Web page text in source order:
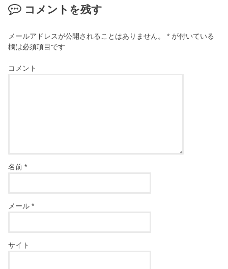
コメントを残す
メールアドレスが公開されることはありません。 * が付いている
欄は必須項目です
コメント
名前*
メール*
サイト